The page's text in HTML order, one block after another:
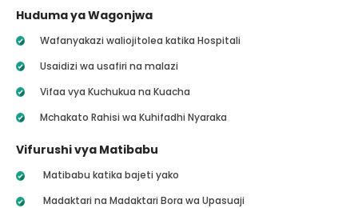
Huduma ya Wagonjwa
Wafanyakazi waliojitolea katika Hospitali
Usaidizi wa usafiri na malazi
Vifaa vya Kuchukua na Kuacha
Mchakato Rahisi wa Kuhifadhi Nyaraka
Vifurushi vya Matibabu
Matibabu katika bajeti yako
Madaktari na Madaktari Bora wa Upasuaji